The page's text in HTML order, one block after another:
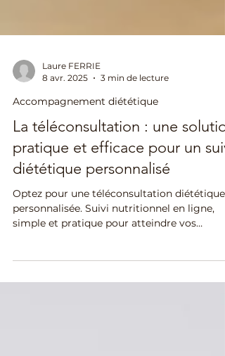
8 avr. 2025
3 min de lecture
Accompagnement diététique
La téléconsultation : une
pratique et efficace pour un suivi
diététique personnalisé
Optez pour une téléconsultation diététique